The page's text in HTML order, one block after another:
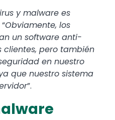
y malware es
Obviamente, los
un software anti-
clientes, pero también
en nuestro
que nuestro sistema
”.